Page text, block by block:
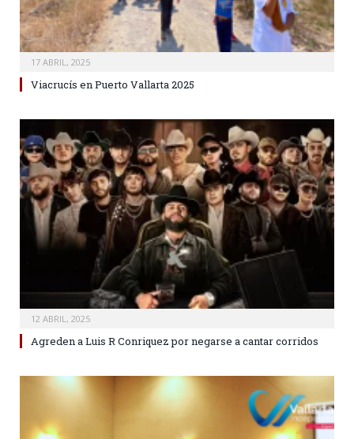
17 ABRIL, 2025
Viacrucís en Puerto Vallarta 2025
12 ABRIL, 2025
Agreden a Luis R Conriquez por negarse a cantar corridos